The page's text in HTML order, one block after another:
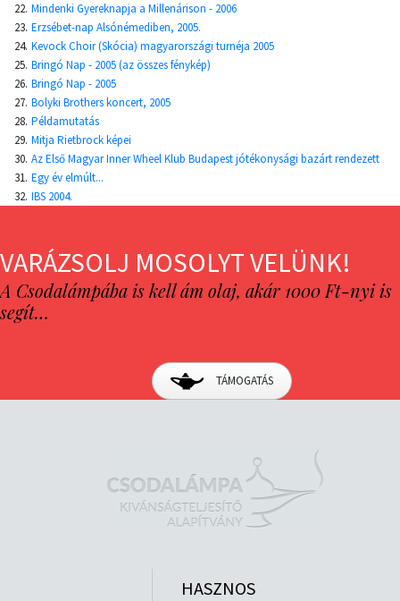
22. Mindenki Gyereknapja a Millenárison - 2006
23. Erzsébet-nap Alsónémediben, 2005.
24. Kevock Choir (Skócia) magyarországi turnéja 2005
25. Bringó Nap - 2005 (az összes fénykép)
26. Bringó Nap - 2005
27. Bolyki Brothers koncert, 2005
28. Példamutatás
29. Mitja Rietbrock képei
30. Az Első Magyar Inner Wheel Klub Budapest jótékonysági bazárt rendezett
31. Egy év elmúlt...
32. IBS 2004.
VARÁZSOLJ MOSOLYT VELÜNK!
A Csodalámpába is kell ám olaj, akár 1000 Ft-nyi is
segít…
TÁMOGATÁS
HASZNOS